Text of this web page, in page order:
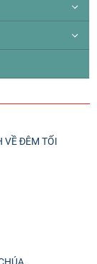
VỀ ĐÊM TỐI